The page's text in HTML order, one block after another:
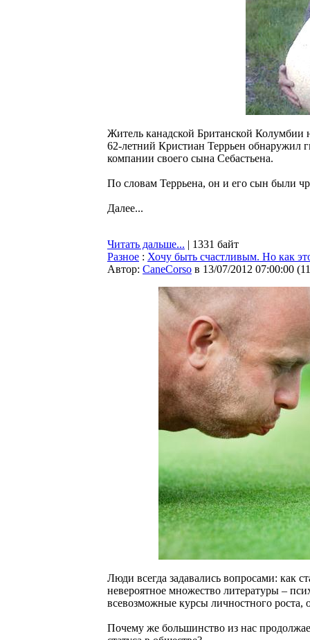
Житель канадской Британской Колумбии
62-летний Кристиан Террьен обнаружил
компании своего сына Себастьена.
По словам Террьена, он и его сын были
Далее...
Читать дальше... | 1331 байт
Разное : Хочу быть счастливым. Но как
Автор: CaneCorso в 13/07/2012 07:00:00 (
Люди всегда задавались вопросами: как
невероятное множество литературы –
всевозможные курсы личностного
Почему же большинство из нас